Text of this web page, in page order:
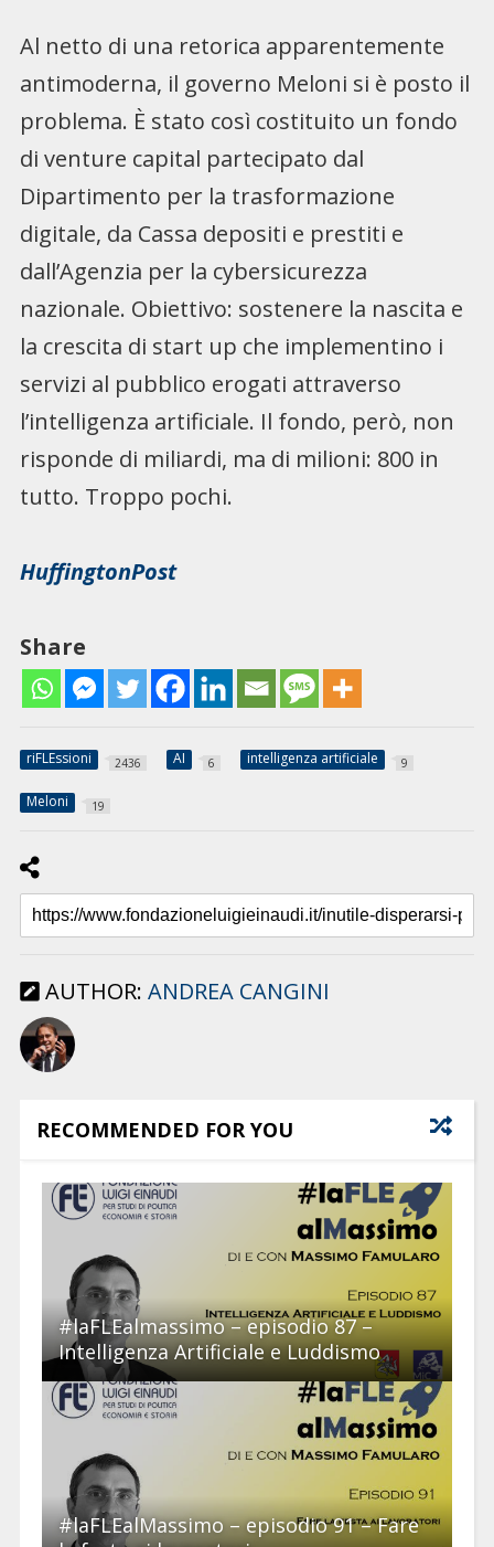
Al netto di una retorica apparentemente
antimoderna, il governo Meloni si è posto il
problema. È stato così costituito un fondo
di venture capital partecipato dal
Dipartimento per la trasformazione
digitale, da Cassa depositi e prestiti e
dall’Agenzia per la cybersicurezza
nazionale. Obiettivo: sostenere la nascita e
la crescita di start up che implementino i
servizi al pubblico erogati attraverso
l’intelligenza artificiale. Il fondo, però, non
risponde di miliardi, ma di milioni: 800 in
tutto. Troppo pochi.
HuffingtonPost
Share
riFLEssioni 2436 AI 6 intelligenza artificiale 9
Meloni 19
AUTHOR: ANDREA CANGINI
RECOMMENDED FOR YOU
#laFLEalmassimo – episodio 87 –
Intelligenza Artificiale e Luddismo
#laFLEalMassimo – episodio 91 – Fare